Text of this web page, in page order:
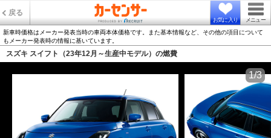
戻る
お気に入り メニュー
新車時価格はメーカー発表当時の車両本体価格です。また基本情報など、その他の項目について
もメーカー発表時の情報に基いています。
スズキ スイフト（23年12月～生産中モデル）の燃費
1/3